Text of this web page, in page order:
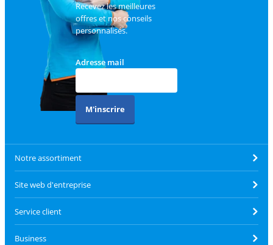
Recevez les meilleures
offres et nos conseils
personnalisés.
Adresse mail
M'inscrire
Notre assortiment
Site web d'entreprise
Service client
Business